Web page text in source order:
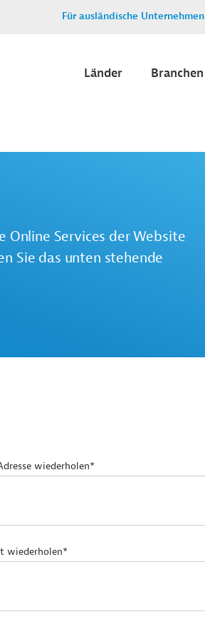
Für ausländische Unternehmen
Länder Branchen
Online Services der Website
Sie das unten stehende
wiederholen*
wiederholen*